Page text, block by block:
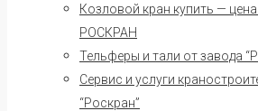
Козловой кран купить — цена
РОСКРАН
Тельферы и тали от завода
Сервис и услуги
“Роскран”